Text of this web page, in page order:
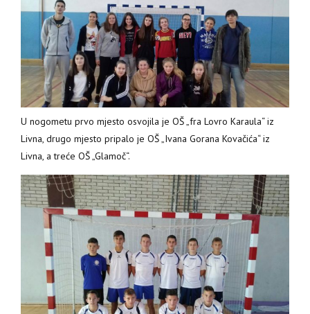
U nogometu prvo mjesto osvojila je OŠ „fra Lovro Karaula“ iz
Livna, drugo mjesto pripalo je OŠ „Ivana Gorana Kovačića“ iz
Livna, a treće OŠ „Glamoč“.